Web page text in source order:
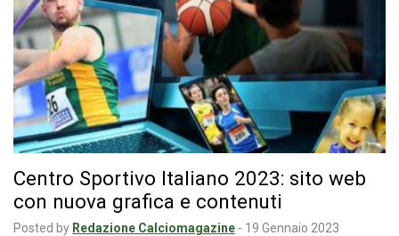
Centro Sportivo Italiano 2023: sito web
con nuova grafica e contenuti
Posted by Redazione Calciomagazine - 19 Gennaio 2023